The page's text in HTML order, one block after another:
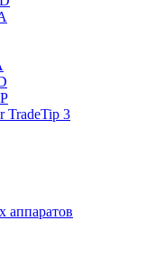
TradeTip 3
аппаратов